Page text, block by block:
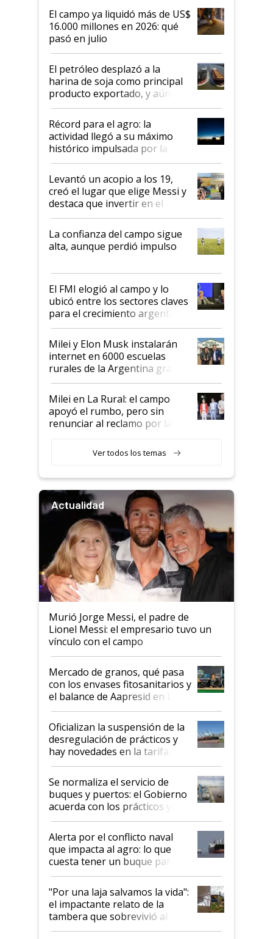
El campo ya liquidó más de US$
16.000 millones en 2026: qué
pasó en julio
El petróleo desplazó a la
harina de soja como principal
producto exportado, y aún así
el agro aportó casi seis de cada
diez dólares y sostuvo el
liderazgo en un semestre
récord
Récord para el agro: la
actividad llegó a su máximo
histórico impulsada por la
cosecha y las exportaciones
Levantó un acopio a los 19,
creó el lugar que elige Messi y
destaca que invertir en el
kirchnerismo era como "darle
plata a un hijo para droga":
Juan Félix Rossetti, el libertario
que de una dura crisis salió
de Milei
La confianza del campo sigue
alta, aunque perdió impulso
El FMI elogió al campo y lo
ubicó entre los sectores claves
para el crecimiento argentino
Milei y Elon Musk instalarán
internet en 6000 escuelas
rurales de la Argentina gracias
a un acuerdo con Starlink
Milei en La Rural: el campo
apoyó el rumbo, pero sin
renunciar al reclamo por las
Ver todos los temas
Actualidad
Murió Jorge Messi, el padre de
Lionel Messi: el empresario tuvo un
vínculo con el campo
Mercado de granos, qué pasa
con los envases fitosanitarios y
el balance de Aapresid en La
Posta
Oficializan la suspensión de la
desregulación de prácticos y
hay novedades en la tarifa de
la hidrovía
Se normaliza el servicio de
buques y puertos: el Gobierno
acuerda con los prácticos y
suspende el decreto de
desregulación
Alerta por el conflicto naval
que impacta al agro: lo que
cuesta tener un buque parado
y el peligro de que Argentina
pase a ser "país sucio"
"Por una laja salvamos la vida":
el impactante relato de la
tambera que sobrevivió al
tornado